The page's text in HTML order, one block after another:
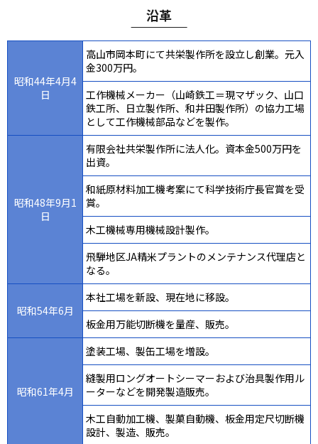
沿革
昭和44年4月4
日
高山市岡本町にて共栄製作所を設立し創業。元入
金300万円。
工作機械メーカー（山崎鉄工＝現マザック、山口
鉄工所、日立製作所、和井田製作所）の協力工場
として工作機械部品などを製作。
昭和48年9月1
日
有限会社共栄製作所に法人化。資本金500万円を
出資。
和紙原材料加工機考案にて科学技術庁長官賞を受
賞。
木工機械専用機械設計製作。
飛騨地区JA精米プラントのメンテナンス代理店と
なる。
昭和54年6月
本社工場を新設、現在地に移設。
板金用万能切断機を量産、販売。
昭和61年4月
塗装工場、製缶工場を増設。
縫製用ロングオートシーマーおよび治具製作用ル
ーターなどを開発製造販売。
木工自動加工機、製菓自動機、板金用定尺切断機
設計、製造、販売。